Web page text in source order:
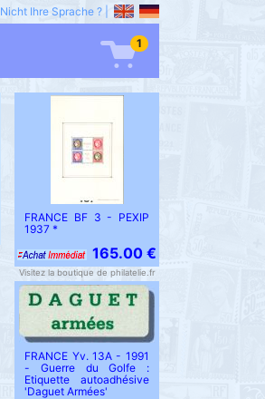
Nicht Ihre Sprache ?
1
FRANCE BF 3 - PEXIP
1937 *
165.00 €
Visitez la boutique de philatelie.fr
FRANCE Yv. 13A - 1991
- Guerre du Golfe :
Etiquette autoadhésive
'Daguet Armées'